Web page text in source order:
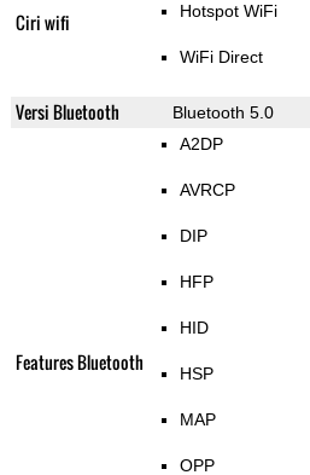
Ciri wifi Hotspot WiFi
WiFi Direct
Versi Bluetooth Bluetooth 5.0
Features Bluetooth
A2DP
AVRCP
DIP
HFP
HID
HSP
MAP
OPP